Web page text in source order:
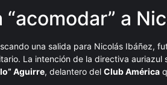
a
una salida para Nicolás Ibáñez,
La intención de la directiva
Aguirre, delantero del Club América